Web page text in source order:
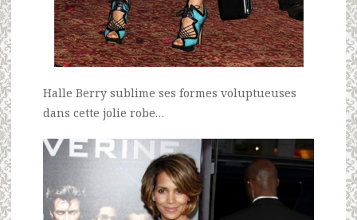
Halle Berry sublime ses formes voluptueuses
dans cette jolie robe…